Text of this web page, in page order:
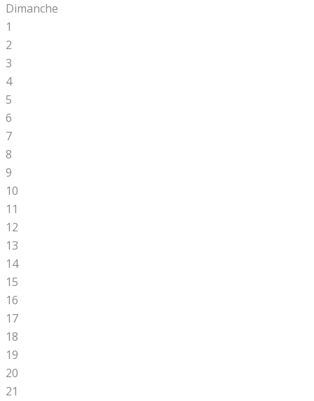
Dimanche
1
2
3
4
5
6
7
8
9
10
11
12
13
14
15
16
17
18
19
20
21